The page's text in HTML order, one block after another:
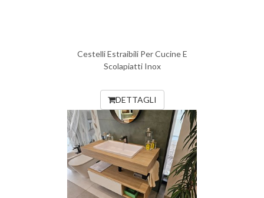
Cestelli Estraibili Per Cucine E
Scolapiatti Inox
DETTAGLI